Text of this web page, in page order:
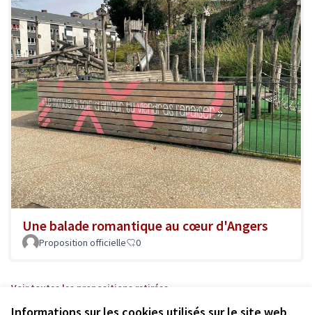
Une balade romantique au cœur d'Angers
Proposition officielle 0
Voir toutes les propositions retirées